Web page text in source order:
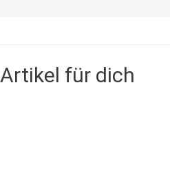
für dich